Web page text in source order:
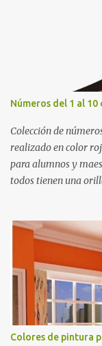
Números del 1 al
Colección de
realizado en color
para alumnos y
todos tienen una
matemáticos, para
otras cosas.
Colores de pintura